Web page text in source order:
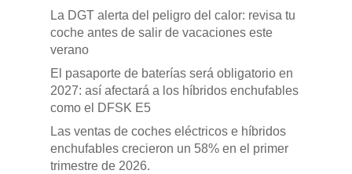
La DGT alerta del peligro del calor: revisa tu
coche antes de salir de vacaciones este
verano
El pasaporte de baterías será obligatorio en
2027: así afectará a los híbridos enchufables
como el DFSK E5
Las ventas de coches eléctricos e híbridos
enchufables crecieron un 58% en el primer
trimestre de 2026.